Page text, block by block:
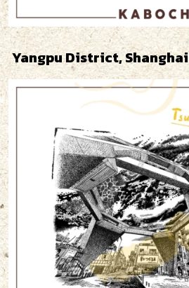
Yangpu District, Shanghai